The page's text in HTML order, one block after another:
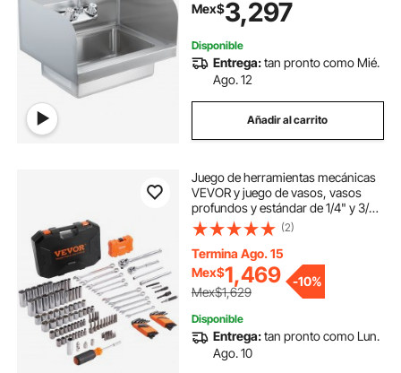
de pared para restaurante, cocina,
bar, ga
Mex$3,297
Disponible
Entrega:tan pronto como Mié.
Ago. 12
Añadir al carrito
Juego de herramientas mecánicas
VEVOR y juego de vasos, vasos
profundos y estándar de 1/4" y 3/8",
kit de herramientas mecánicas SAE
y métricas de 145 piezas con
puntas, llave combinada, llaves
hexagonales, accesorios y estuche
de almacenamiento.
(2)
Termina Ago. 15
Mex$1,469
Mex$1,629
-10%
Disponible
Entrega:tan pronto como Lun.
Ago. 10